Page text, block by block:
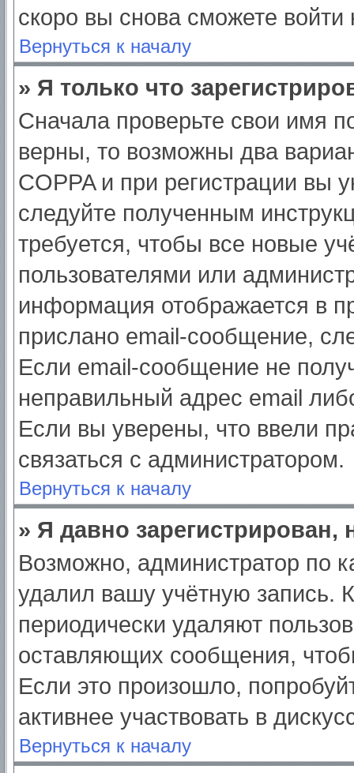
скоро вы снова сможете
Вернуться к началу
» Я только что
Сначала проверьте свои имя
верны, то возможны два
COPPA и при регистрации вы
следуйте полученным
требуется, чтобы все новые
пользователями или
информация отображается в
прислано email-сообщение,
Если email-сообщение не
неправильный адрес email
Если вы уверены, что ввели
связаться с администратором.
Вернуться к началу
» Я давно
Возможно, администратор по
удалил вашу учётную запись.
периодически удаляют
оставляющих сообщения,
Если это произошло,
активнее участвовать в
Вернуться к началу